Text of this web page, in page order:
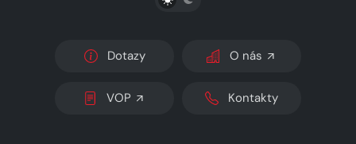
Dotazy O nás
VOP Kontakty